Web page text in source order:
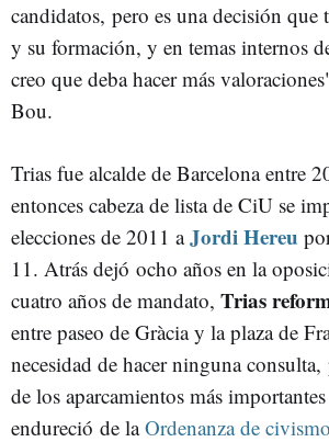
candidatos, pero es una decisión que
y su formación, y en temas internos
creo que deba hacer más
Bou.
Trias fue alcalde de Barcelona entre
entonces cabeza de lista de CiU se
elecciones de 2011 aJordi Hereu
11. Atrás dejó ocho años en la
cuatro años de mandato, Trias
entre paseo de Gràcia y la plaza de
necesidad de hacer ninguna
de los aparcamientos más
endureció de laOrdenanza de civismo